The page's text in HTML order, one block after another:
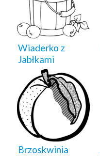
Wiaderko z
Jabłkami
Brzoskwinia